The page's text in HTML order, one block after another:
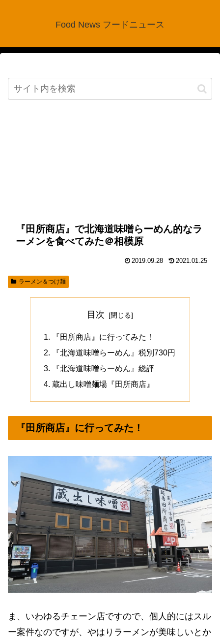
Food News フードニュース
『田所商店』で北海道味噌らーめん的なラ
ーメンを食べてみた＠相模原
2019.09.28 2021.01.25
ラーメン＆つけ麺
目次
『田所商店』に行ってみた！
『北海道味噌らーめん』税別730円
『北海道味噌らーめん』総評
蔵出し味噌麺場『田所商店』
『田所商店』に行ってみた！
ま、いわゆるチェーン店ですので、個人的にはスル
ー案件なのですが、やはりラーメンが美味しいとか